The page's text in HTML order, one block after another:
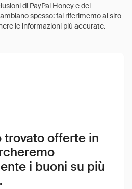
trovato offerte in
i buoni su più